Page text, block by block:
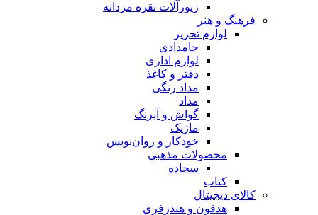
زیورآلات نقره مردانه
فرهنگ و هنر
لوازم تحریر
جامدادی
لوازم اداری
دفتر و کاغذ
مداد رنگی
مداد
گواش و آبرنگ
ماژیک
خودکار و روان‌نویس
محصولات مذهبی
سجاده
کتاب
کالای دیجیتال
هدفون و هندزفری